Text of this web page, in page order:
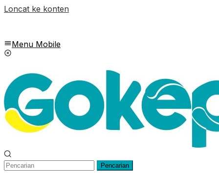
Loncat ke konten
Menu Mobile
Pencarian